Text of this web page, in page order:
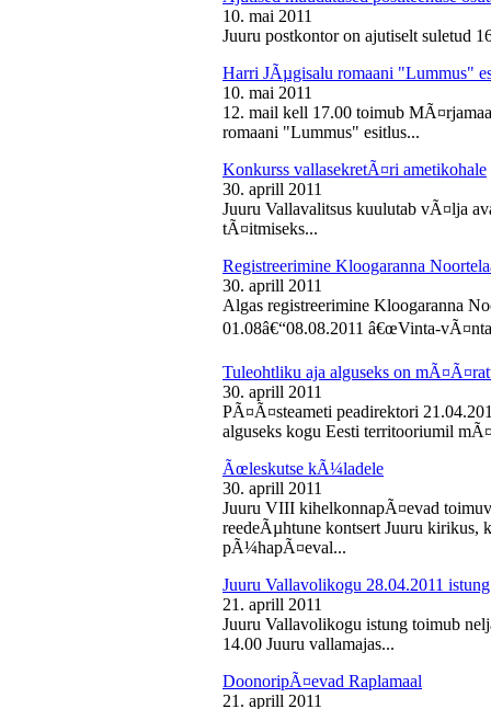
10. mai 2011
Juuru postkontor on ajutiselt suletud
Harri JÃµgisalu romaani "Lummus"
10. mai 2011
12. mail kell 17.00 toimub
romaani "Lummus" esitlus...
Konkurss vallasekretÃ¤ri ametikohale
30. aprill 2011
Juuru Vallavalitsus kuulutab vÃ¤lja
tÃ¤itmiseks...
Registreerimine Kloogaranna
30. aprill 2011
Algas registreerimine Kloogaranna
01.08â€“08.08.2011 â€œVinta-
Tuleohtliku aja alguseks on
30. aprill 2011
PÃ¤Ã¤steameti peadirektori
alguseks kogu Eesti territooriumil
Ãœleskutse kÃ¼ladele
30. aprill 2011
Juuru VIII kihelkonnapÃ¤evad
reedeÃµhtune kontsert Juuru
pÃ¼hapÃ¤eval...
Juuru Vallavolikogu 28.04.2011 istung
21. aprill 2011
Juuru Vallavolikogu istung toimub
14.00 Juuru vallamajas...
DoonoripÃ¤evad Raplamaal
21. aprill 2011